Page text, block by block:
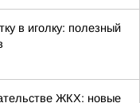
в иголку: полезный
ЖКХ: новые